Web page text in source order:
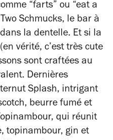
“farts” ou “eat a
Schmucks, le bar à
la dentelle. Et si la
vérité, c’est très cute
sont craftées au
Dernières
Splash, intrigant
beurre fumé et
qui réunit
topinambour, gin et